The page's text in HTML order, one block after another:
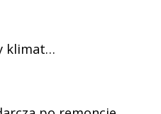
klimat…